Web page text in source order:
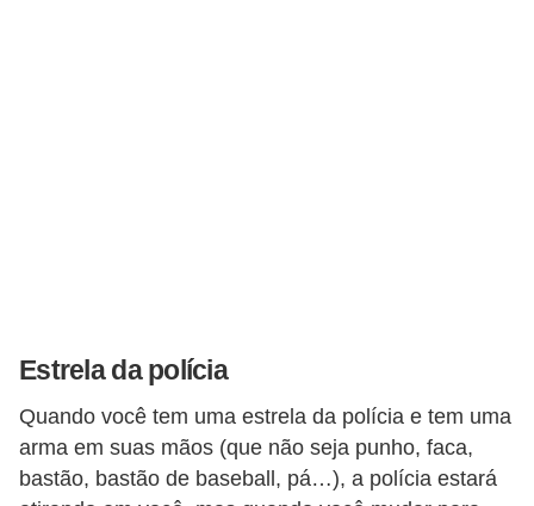
Estrela da polícia
Quando você tem uma estrela da polícia e tem uma
arma em suas mãos (que não seja punho, faca,
bastão, bastão de baseball, pá…), a polícia estará